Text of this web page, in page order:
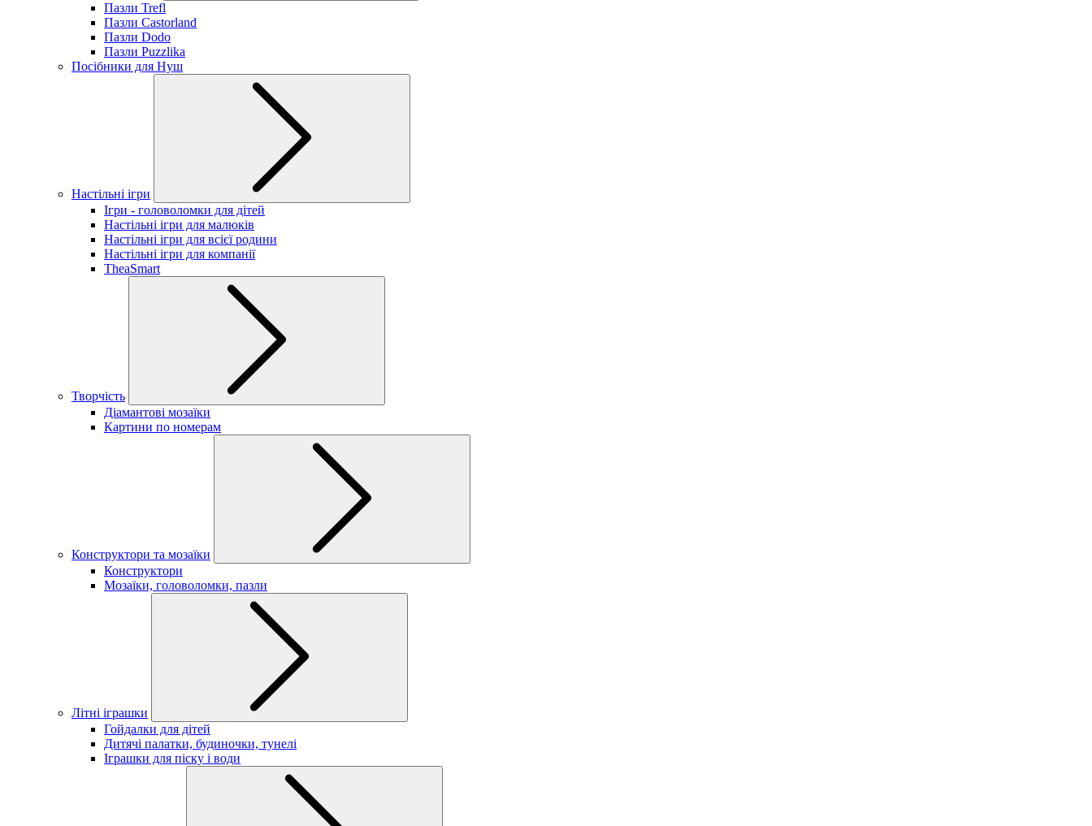
Пазли Trefl
Пазли Castorland
Пазли Dodo
Пазли Puzzlika
Посібники для Нуш
Настільні ігри
Ігри - головоломки для дітей
Настільні ігри для малюків
Настільні ігри для всієї родини
Настільні ігри для компанії
TheaSmart
Творчість
Діамантові мозаїки
Картини по номерам
Конструктори та мозаїки
Конструктори
Мозаїки, головоломки, пазли
Літні іграшки
Гойдалки для дітей
Дитячі палатки, будиночки, тунелі
Іграшки для піску і води